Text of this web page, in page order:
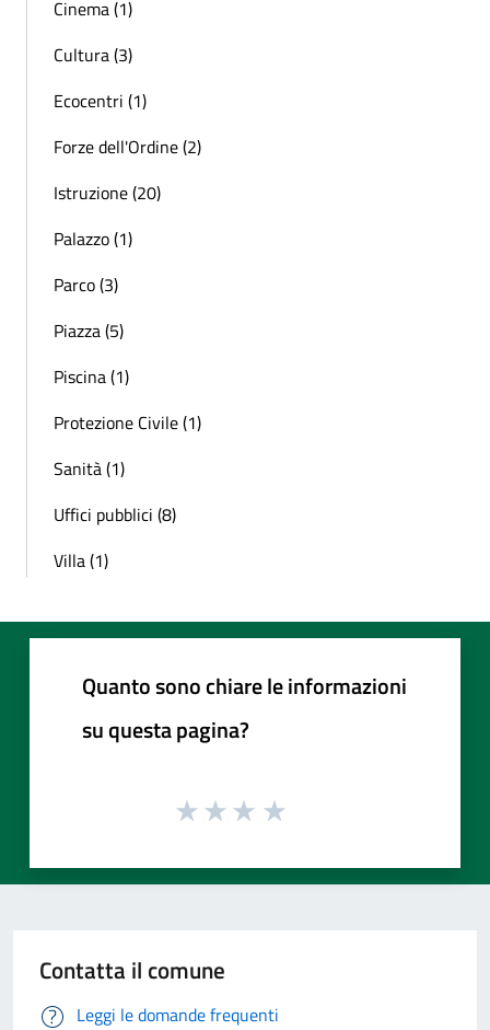
Cinema (1)
Cultura (3)
Ecocentri (1)
Forze dell'Ordine (2)
Istruzione (20)
Palazzo (1)
Parco (3)
Piazza (5)
Piscina (1)
Protezione Civile (1)
Sanità (1)
Uffici pubblici (8)
Villa (1)
Quanto sono chiare le informazioni
su questa pagina?
Contatta il comune
Leggi le domande frequenti